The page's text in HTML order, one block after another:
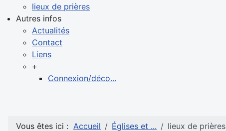
lieux de prières
Autres infos
Actualités
Contact
Liens
+
Connexion/déco...
Vous êtes ici : Accueil Églises et ... lieux de prières